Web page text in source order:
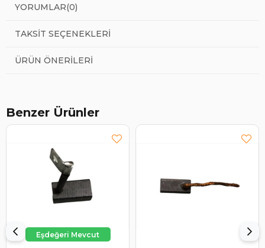
YORUMLAR(0)
TAKSIT SEÇENEKLERI
ÜRÜN ÖNERILERI
Benzer Ürünler